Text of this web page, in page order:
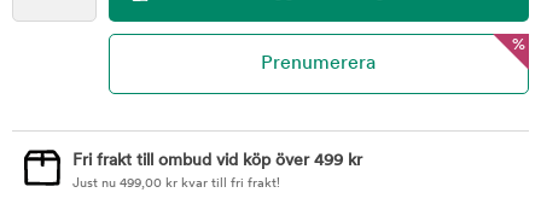
%
Fri frakt till ombud vid köp över 499 kr
Just nu 499,00 kr kvar till fri frakt!